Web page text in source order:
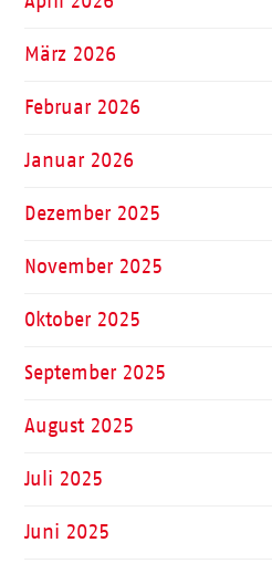
März 2026
Februar 2026
Januar 2026
Dezember 2025
November 2025
Oktober 2025
September 2025
August 2025
Juli 2025
Juni 2025